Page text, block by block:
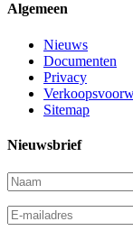
Algemeen
Nieuws
Documenten
Privacy
Sitemap
Nieuwsbrief